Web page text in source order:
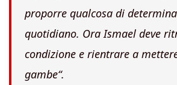
proporre qualcosa di
quotidiano. Ora Ismael deve
condizione e rientrare a
gambe“.